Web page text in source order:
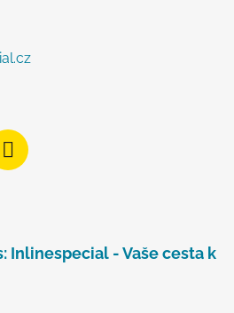
Inlinespecial - Vaše cesta k